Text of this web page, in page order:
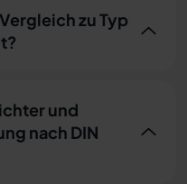
zu Typ
und
nach DIN